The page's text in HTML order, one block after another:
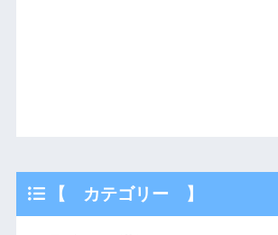
【 カテゴリー 】